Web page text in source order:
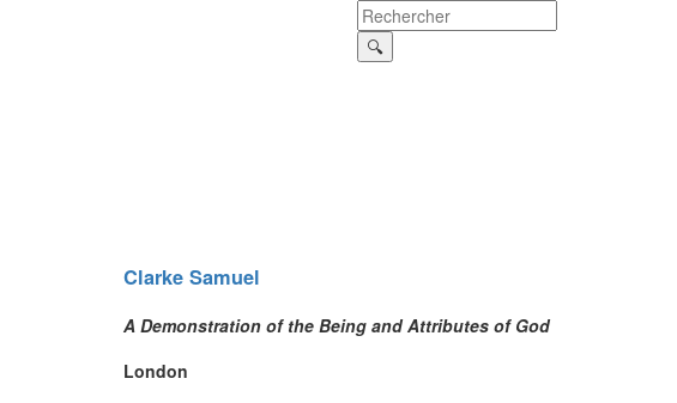
Clarke Samuel
A Demonstration of the Being and Attributes of God
London